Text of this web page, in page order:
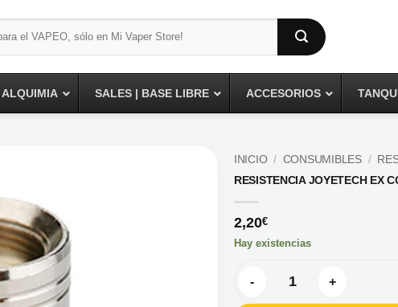
ALQUIMIA SALES | BASE LIBRE ACCESORIOS
INICIO / CONSUMIBLES /
RESISTENCIA JOYETECH EX
2,20€
Hay existencias
RESISTENCIA JOYETECH